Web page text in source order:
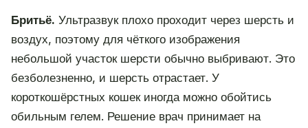
Бритьё. Ультразвук плохо проходит через шерсть и
воздух, поэтому для чёткого изображения
небольшой участок шерсти обычно выбривают. Это
безболезненно, и шерсть отрастает. У
короткошёрстных кошек иногда можно обойтись
обильным гелем. Решение врач принимает на